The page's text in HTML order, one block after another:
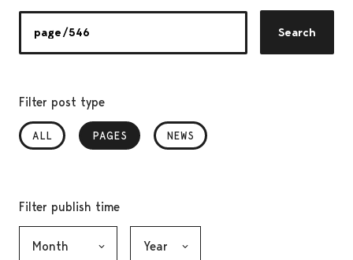
Search
Filter post type
ALL PAGES
, SELECTED NEWS
Filter publish time